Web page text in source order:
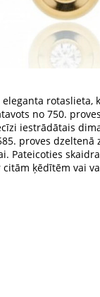
rotaslieta,
no 750.
iestrādātais
proves dzeltenā
Pateicoties
ķēdītēm vai